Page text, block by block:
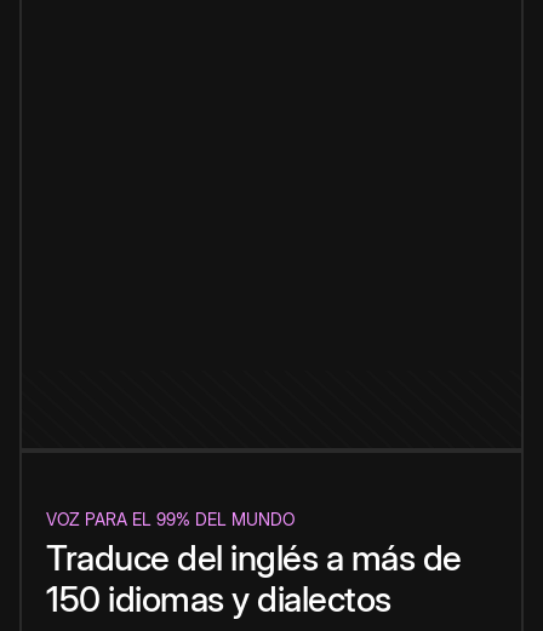
VOZ PARA EL 99% DEL MUNDO
Traduce del inglés a más de
150 idiomas y dialectos